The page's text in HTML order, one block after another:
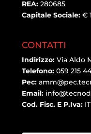
REA:280685
Capitale Sociale: €
CONTATTI
Indirizzo: Via Aldo
Telefono: 059 215
Pec:
Email:
Cod. Fisc. E P.Iva:IT